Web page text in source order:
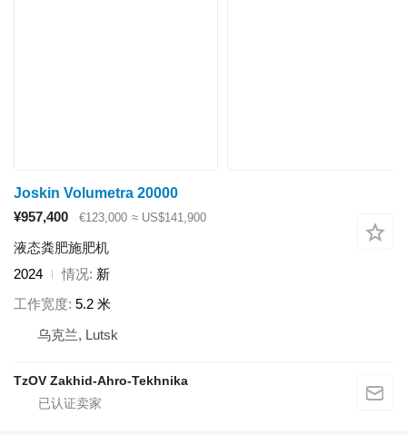
Joskin Volumetra 20000
¥957,400
€123,000 ≈ US$141,900
液态粪肥施肥机
2024
情况 新
工作宽度 5.2 米
乌克兰, Lutsk
TzOV Zakhid-Ahro-Tekhnika